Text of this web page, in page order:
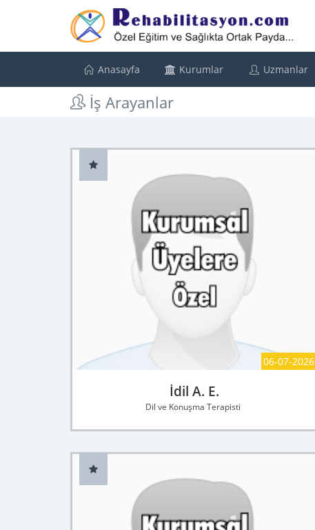
Anasayfa Kurumlar Uzmanlar
İş Arayanlar
06-07-2026
İdil A. E.
Dil ve Konuşma Terapisti